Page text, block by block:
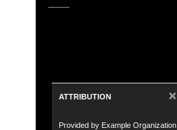
ATTRIBUTION ×
Provided by Example Organization